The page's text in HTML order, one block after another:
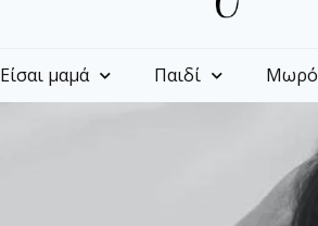
Είσαι μαμά Παιδί Μωρό